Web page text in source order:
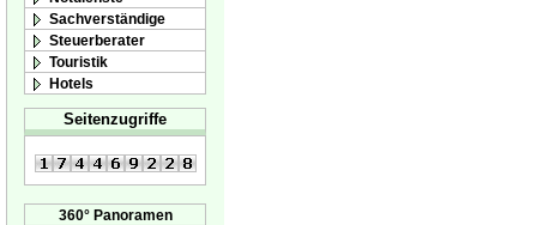
Sachverständige
Steuerberater
Touristik
Hotels
Seitenzugriffe
360° Panoramen